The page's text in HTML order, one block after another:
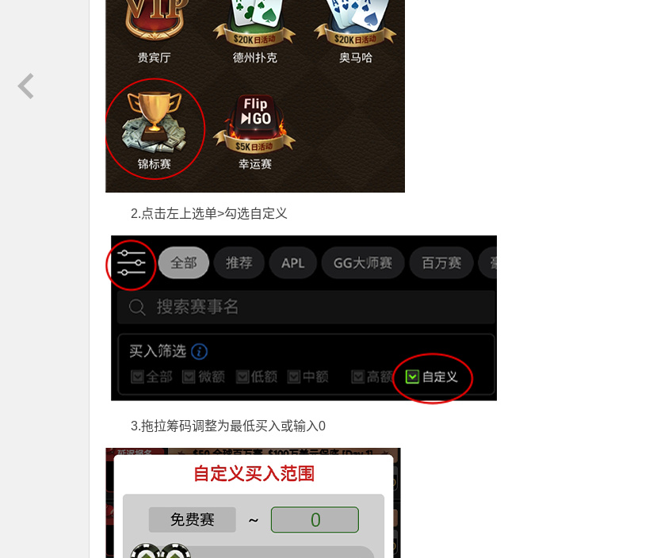
2.点击左上选单>勾选自定义
3.拖拉筹码调整为最低买入或输入0